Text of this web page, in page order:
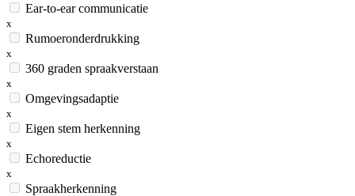
Ear-to-ear communicatie
x
Rumoeronderdrukking
x
360 graden spraakverstaan
x
Omgevingsadaptie
x
Eigen stem herkenning
x
Echoreductie
x
Spraakherkenning